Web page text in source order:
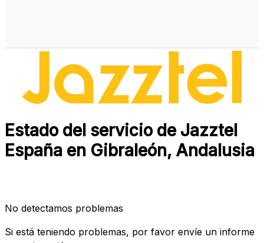
Estado del servicio de Jazztel
España en Gibraleón, Andalusia
No detectamos problemas
Si está teniendo problemas, por favor envíe un informe